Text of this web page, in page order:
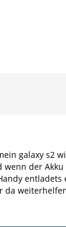
galaxy s2
wenn der
entladets
da